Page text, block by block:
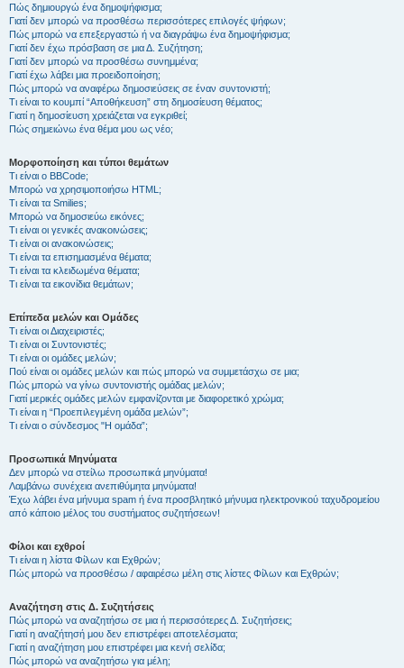
Πώς δημιουργώ ένα δημοψήφισμα;
Γιατί δεν μπορώ να προσθέσω περισσότερες επιλογές ψήφων;
Πώς μπορώ να επεξεργαστώ ή να διαγράψω ένα δημοψήφισμα;
Γιατί δεν έχω πρόσβαση σε μια Δ. Συζήτηση;
Γιατί δεν μπορώ να προσθέσω συνημμένα;
Γιατί έχω λάβει μια προειδοποίηση;
Πώς μπορώ να αναφέρω δημοσιεύσεις σε έναν συντονιστή;
Τι είναι το κουμπί “Αποθήκευση” στη δημοσίευση θέματος;
Γιατί η δημοσίευση χρειάζεται να εγκριθεί;
Πώς σημειώνω ένα θέμα μου ως νέο;
Μορφοποίηση και τύποι θεμάτων
Τι είναι ο BBCode;
Μπορώ να χρησιμοποιήσω HTML;
Τι είναι τα Smilies;
Μπορώ να δημοσιεύω εικόνες;
Τι είναι οι γενικές ανακοινώσεις;
Τι είναι οι ανακοινώσεις;
Τι είναι τα επισημασμένα θέματα;
Τι είναι τα κλειδωμένα θέματα;
Τι είναι τα εικονίδια θεμάτων;
Επίπεδα μελών και Ομάδες
Τι είναι οι Διαχειριστές;
Τι είναι οι Συντονιστές;
Τι είναι οι ομάδες μελών;
Πού είναι οι ομάδες μελών και πώς μπορώ να συμμετάσχω σε μια;
Πώς μπορώ να γίνω συντονιστής ομάδας μελών;
Γιατί μερικές ομάδες μελών εμφανίζονται με διαφορετικό χρώμα;
Τι είναι η “Προεπιλεγμένη ομάδα μελών”;
Τι είναι ο σύνδεσμος "Η ομάδα”;
Προσωπικά Μηνύματα
Δεν μπορώ να στείλω προσωπικά μηνύματα!
Λαμβάνω συνέχεια ανεπιθύμητα μηνύματα!
Έχω λάβει ένα μήνυμα spam ή ένα προσβλητικό μήνυμα ηλεκτρονικού ταχυδρομείου
από κάποιο μέλος του συστήματος συζητήσεων!
Φίλοι και εχθροί
Τι είναι η λίστα Φίλων και Εχθρών;
Πώς μπορώ να προσθέσω / αφαιρέσω μέλη στις λίστες Φίλων και Εχθρών;
Αναζήτηση στις Δ. Συζητήσεις
Πώς μπορώ να αναζητήσω σε μια ή περισσότερες Δ. Συζητήσεις;
Γιατί η αναζήτησή μου δεν επιστρέφει αποτελέσματα;
Γιατί η αναζήτηση μου επιστρέφει μια κενή σελίδα;
Πώς μπορώ να αναζητήσω για μέλη;